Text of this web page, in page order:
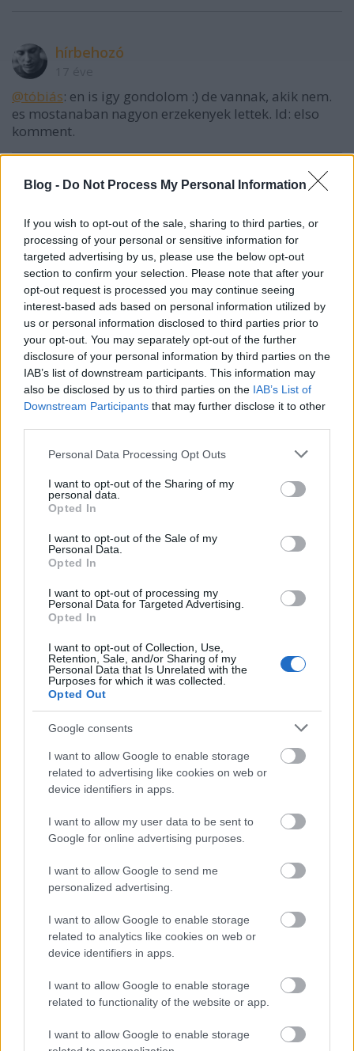
Blog - Do Not Process My Personal Information
If you wish to opt-out of the sale, sharing to third parties, or
processing of your personal or sensitive information for
targeted advertising by us, please use the below opt-out
section to confirm your selection. Please note that after your
opt-out request is processed you may continue seeing
interest-based ads based on personal information utilized by
us or personal information disclosed to third parties prior to
your opt-out. You may separately opt-out of the further
disclosure of your personal information by third parties on the
IAB’s list of downstream participants. This information may
also be disclosed by us to third parties on the IAB’s List of
Downstream Participants that may further disclose it to other
Please note that this website/app uses one or more Google
not limited to your visit or usage behaviour. You may click to
grant or deny consent to Google and its third-party tags to
use your data for below specified purposes in below Google
consent section.
Personal Data Processing Opt Outs
I want to opt-out of the Sharing of my
personal data.
Opted In
I want to opt-out of the Sale of my
Personal Data.
Opted In
I want to opt-out of processing my
Personal Data for Targeted Advertising.
Opted In
I want to opt-out of Collection, Use,
Retention, Sale, and/or Sharing of my
Personal Data that Is Unrelated with the
Purposes for which it was collected.
Opted Out
Google consents
I want to allow Google to enable storage
related to advertising like cookies on web or
device identifiers in apps.
I want to allow my user data to be sent to
Google for online advertising purposes.
I want to allow Google to send me
personalized advertising.
I want to allow Google to enable storage
related to analytics like cookies on web or
device identifiers in apps.
I want to allow Google to enable storage
related to functionality of the website or app.
I want to allow Google to enable storage
hírbehozó
@tóbiás: en is igy gondolom :) de vannak, akik nem.
es mostanaban nagyon erzekenyek lettek. ld: elso
komment.
◄ViZion
@_akos:
Igazad van, és én vagyok az egyik aki folyamatosan
szóváteszi a sebességet.
Nézd az én szememmel: használnék valamit, amire
még a fejlesztők is azt mondják, hogy valóban lassú
-de a hirdetések miatt.
Tehát NEM ingyenes. Akkor milyen vasról beszélünk?
VAN bevétel. És mint felhasználót -pl. engem-
nagyon nem izgat, hogy mennyi servert kell
vennetek, hogy símán menjen.
17 éve
Azért én kíváncsi lennék rá, amire Szily rákérdezett.
17 éve
@csiszi: ez a legjobb app? atyavilág, milyen lehet a
többi akkor?
Bitorrent
17 éve
alkalmazás."
Persze, mikor 10-ből 9-szer be se jön, állandóan
hibás, jojó, de lehetne SOKKAL jobb is!!!
Bitorrent
Na erről ennyit:
www.mellbimbo.eu/files/giwiw_fail.jpg